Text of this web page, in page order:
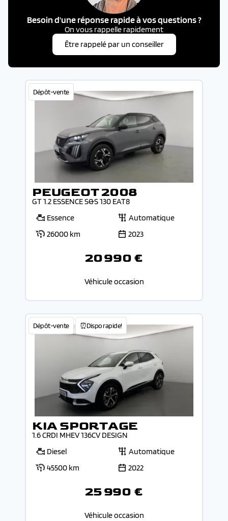
Besoin d'une réponse rapide à vos questions ?
On vous rappelle rapidement
Être rappelé par un conseiller
Dépôt-vente
PEUGEOT 2008
GT 1.2 ESSENCE S&S 130 EAT8
Essence
Automatique
26000 km
2023
20 990 €
Véhicule occasion
Dépôt-vente ⏰Dispo rapide!
KIA SPORTAGE
1.6 CRDI MHEV 136CV DESIGN
Diesel
Automatique
45500 km
2022
25 990 €
Véhicule occasion